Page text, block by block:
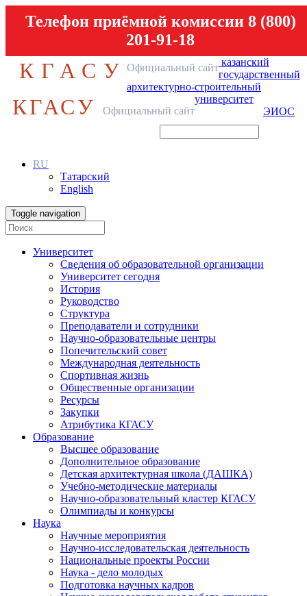
Телефон приёмной комиссии 8 (800)
201-91-18
КГАСУ Официальный сайт казанский
государственный
архитектурно-строительный
университет
КГАСУ Официальный сайт ЭИОС
RU
Татарский
English
Toggle navigation
Университет
Сведения об образовательной организации
Университет сегодня
История
Руководство
Структура
Преподаватели и сотрудники
Научно-образовательные центры
Попечительский совет
Международная деятельность
Спортивная жизнь
Общественные организации
Ресурсы
Закупки
Атрибутика КГАСУ
Образование
Высшее образование
Дополнительное образование
Детская архитектурная школа (ДАШКА)
Учебно-методические материалы
Научно-образовательный кластер КГАСУ
Олимпиады и конкурсы
Наука
Научные мероприятия
Научно-исследовательская деятельность
Национальные проекты России
Наука - дело молодых
Подготовка научных кадров